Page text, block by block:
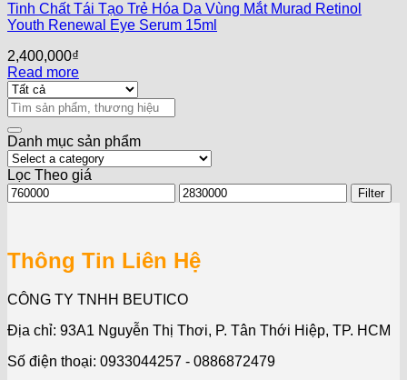
Tinh Chất Tái Tạo Trẻ Hóa Da Vùng Mắt Murad Retinol
Youth Renewal Eye Serum 15ml
2,400,000₫
Read more
Search
for:
Danh mục sản phẩm
Lọc Theo giá
Min
price
Max
price
Filter
Thông Tin Liên Hệ
CÔNG TY TNHH BEUTICO
Địa chỉ: 93A1 Nguyễn Thị Thơi, P. Tân Thới Hiệp, TP. HCM
Số điện thoại: 0933044257 - 0886872479